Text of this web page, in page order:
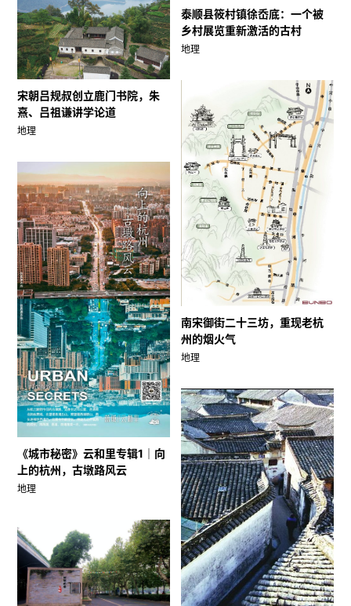
泰顺县筱村镇徐岙底：一个被
乡村展览重新激活的古村
地理
宋朝吕规叔创立鹿门书院，朱
熹、吕祖谦讲学论道
地理
南宋御街二十三坊，重现老杭
州的烟火气
地理
《城市秘密》云和里专辑1｜向
上的杭州，古墩路风云
地理